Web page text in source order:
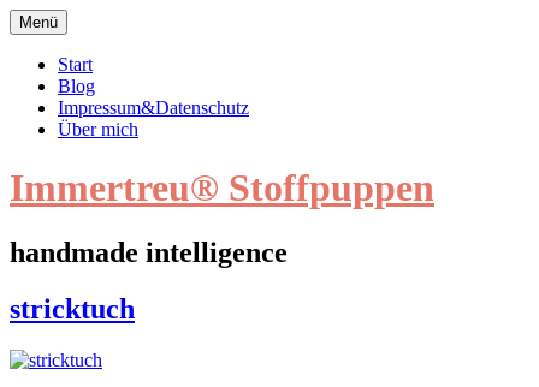
Zum
Inhalt
springen
Menü
Start
Blog
Impressum&Datenschutz
Über mich
Immertreu® Stoffpuppen
handmade intelligence
stricktuch
stricktuch